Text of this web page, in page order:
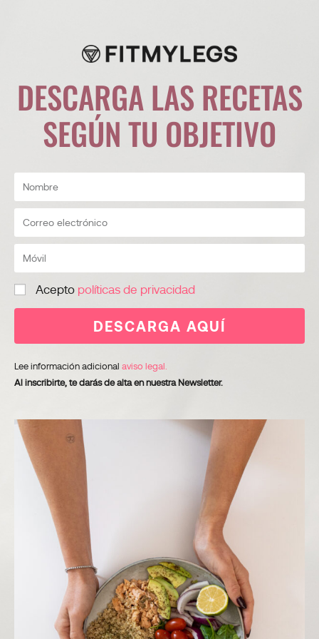
DESCARGA LAS RECETAS
SEGÚN TU OBJETIVO
Acepto políticas de privacidad
DESCARGA AQUÍ
Lee información adicional aviso legal.
Al inscribirte, te darás de alta en nuestra Newsletter.